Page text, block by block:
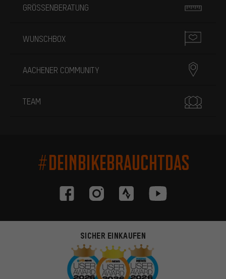
GRÖSSENBERATUNG
WUNSCHBOX
AACHENER COMMUNITY
TEAM
#DEINBIKEBRAUCHTDAS
SICHER EINKAUFEN